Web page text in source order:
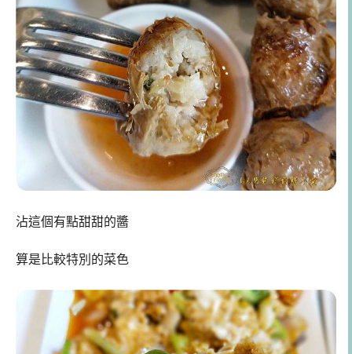
沾這個有點甜甜的醬
算是比較特別的菜色